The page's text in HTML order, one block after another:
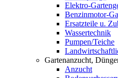
Elektro-
Benzinmotor-
Ersatzteile u.
Wassertechnik
Pumpen/Teiche
Gartenanzucht,
Anzucht